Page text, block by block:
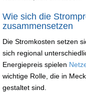
Wie sich die
zusammensetzen
Die Stromkosten setzen
sich regional
Energiepreis spielen
wichtige Rolle, die in
gestaltet sind.